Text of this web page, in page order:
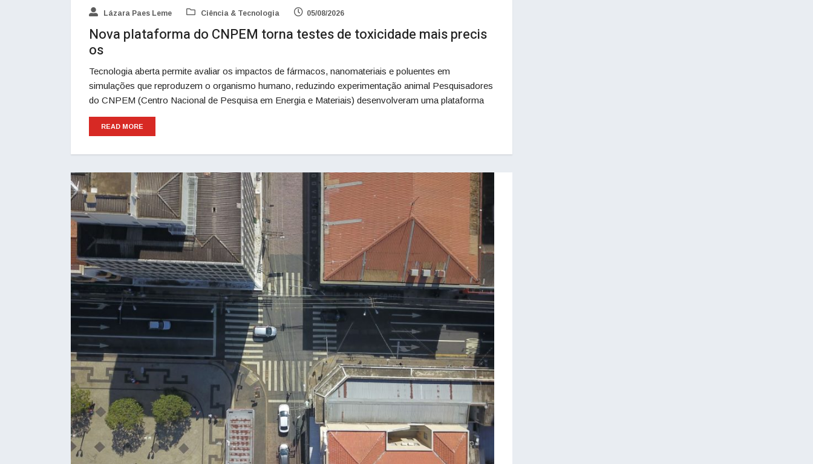
Lázara Paes Leme Ciência & Tecnologia 05/08/2026
Nova plataforma do CNPEM torna testes de toxicidade mais precis
os
Tecnologia aberta permite avaliar os impactos de fármacos, nanomateriais e poluentes em
simulações que reproduzem o organismo humano, reduzindo experimentação animal Pesquisadores
do CNPEM (Centro Nacional de Pesquisa em Energia e Materiais) desenvolveram uma plataforma
READ MORE